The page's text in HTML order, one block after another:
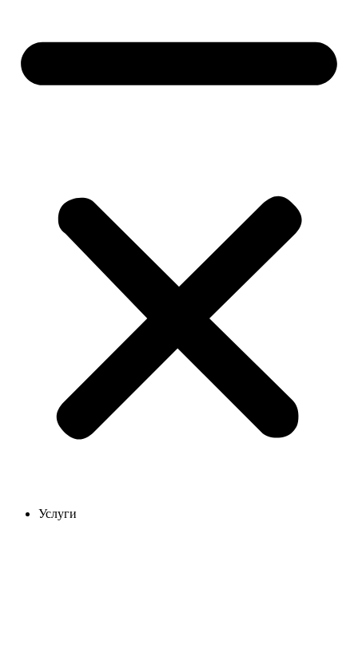
Услуги